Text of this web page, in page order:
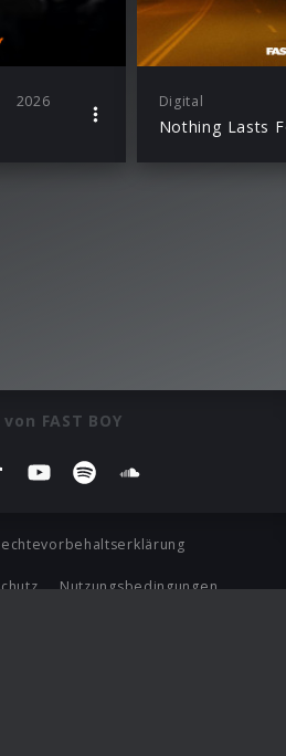
2026 Digital
Nothing Lasts
FAST BOY
Nutzungsbedingungen